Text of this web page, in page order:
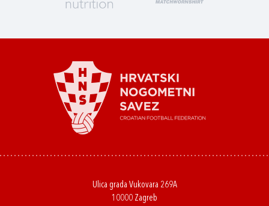
Ulica grada Vukovara 269A
10000 Zagreb